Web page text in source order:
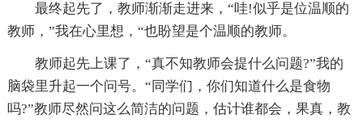
最终起先了，教师渐渐走进来，“哇!似乎是位温顺的
教师，”我在心里想，“也盼望是个温顺的教师。
教师起先上课了，“真不知教师会提什么问题?”我的
脑袋里升起一个问号。“同学们，你们知道什么是食物
吗?”教师尽然问这么简洁的问题，估计谁都会，果真，教